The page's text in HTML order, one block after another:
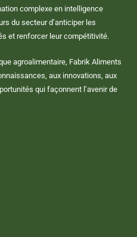
complexe en intelligence
du secteur d’anticiper les
et renforcer leur compétitivité.
agroalimentaire, Fabrik Aliments
aux innovations, aux
qui façonnent l’avenir de